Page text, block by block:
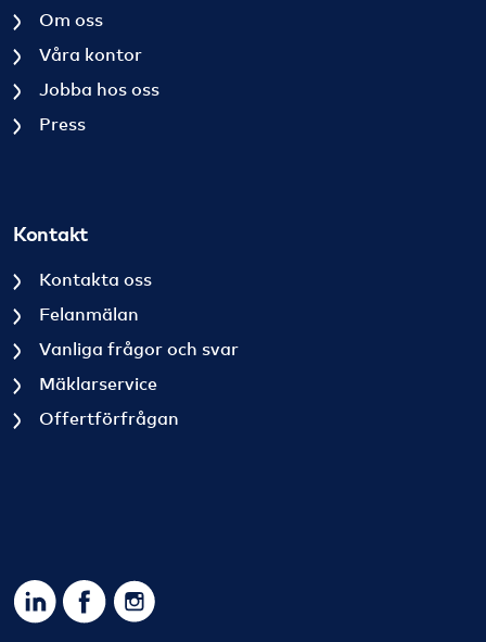
Om oss
Våra kontor
Jobba hos oss
Press
Kontakt
Kontakta oss
Felanmälan
Vanliga frågor och svar
Mäklarservice
Offertförfrågan